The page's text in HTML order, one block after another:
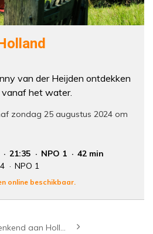
van der Heijden ontdekken
vanaf het water.
zondag 25 augustus 2024 om
21:35 NPO 1
42 min
NPO 1
online beschikbaar.
Denkend aan Holland